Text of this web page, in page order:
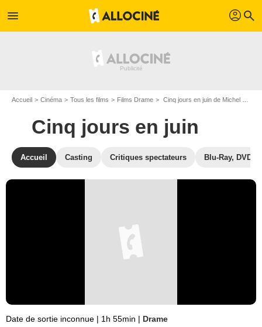
menu profil search
Accueil Cinéma Tous les films Films Drame Cinq jours en juin de Michel Legrand
Cinq jours en juin
Accueil Casting Critiques spectateurs Blu-Ray, DVD
Date de sortie inconnue | 1h 55min | Drame